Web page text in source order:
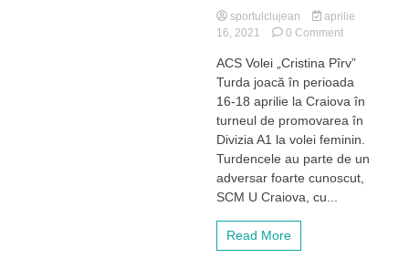
sportulclujean
aprilie
16, 2021
0 Commenton
finale
rămase!
ACS
Volei
atacă
promovarea
în
ACS Volei „Cristina Pîrv”
Turda joacă în perioada
16-18 aprilie la Craiova în
turneul de promovarea în
Divizia A1 la volei feminin.
Turdencele au parte de un
adversar foarte cunoscut,
SCM U Craiova, cu...
Read More